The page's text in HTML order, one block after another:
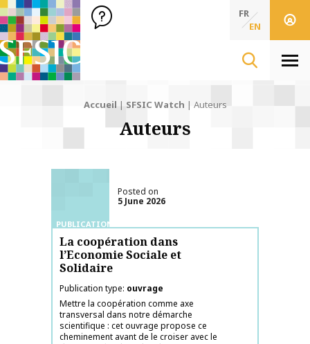
SFSIC Société Française des Sciences de l'Information & de
Société Française des Sciences de
FR
EN
Accueil | SFSIC Watch | Auteurs
Auteurs
PUBLICATIONS
Posted on
5 June 2026
La coopération dans
l’Economie Sociale et
Solidaire
Publication type ouvrage
Mettre la coopération comme axe
transversal dans notre démarche
scientifique : cet ouvrage propose ce
cheminement avant de le croiser avec le